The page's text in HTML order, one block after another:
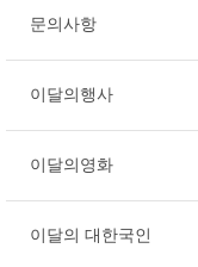
문의사항
이달의행사
이달의영화
이달의 대한국인